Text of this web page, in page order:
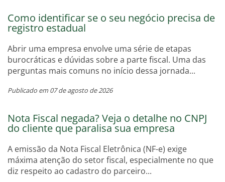
Como identificar se o seu negócio precisa de
registro estadual
Abrir uma empresa envolve uma série de etapas
burocráticas e dúvidas sobre a parte fiscal. Uma das
perguntas mais comuns no início dessa jornada...
Publicado em 07 de agosto de 2026
Nota Fiscal negada? Veja o detalhe no CNPJ
do cliente que paralisa sua empresa
A emissão da Nota Fiscal Eletrônica (NF-e) exige
máxima atenção do setor fiscal, especialmente no que
diz respeito ao cadastro do parceiro...